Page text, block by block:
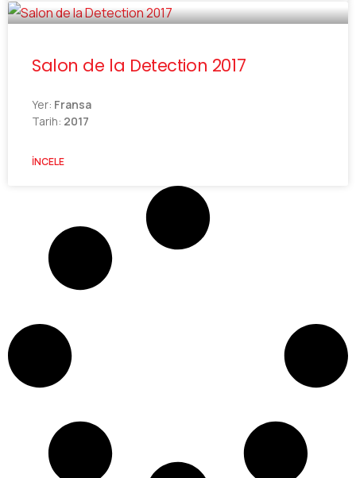
Salon de la Detection 2017
Yer: Fransa
Tarih: 2017
İNCELE